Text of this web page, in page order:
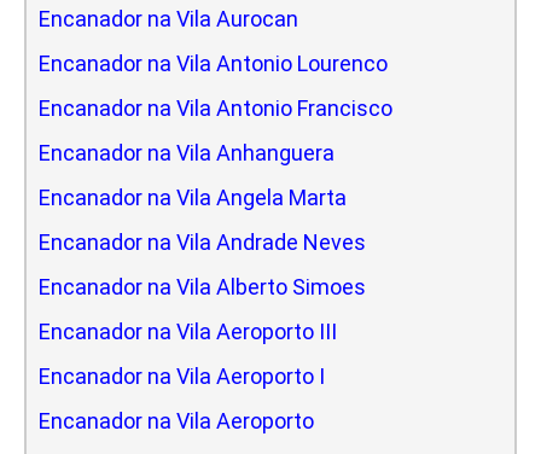
Encanador na Vila Aurocan
Encanador na Vila Antonio Lourenco
Encanador na Vila Antonio Francisco
Encanador na Vila Anhanguera
Encanador na Vila Angela Marta
Encanador na Vila Andrade Neves
Encanador na Vila Alberto Simoes
Encanador na Vila Aeroporto III
Encanador na Vila Aeroporto I
Encanador na Vila Aeroporto